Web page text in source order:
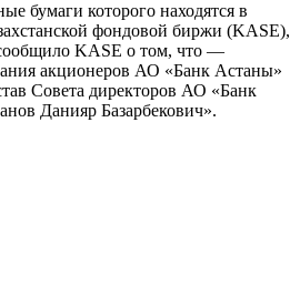
бумаги которого находятся в
фондовой биржи (KASE),
KASE о том, что —
акционеров АО «Банк Астаны»
Совета директоров АО «Банк
Данияр Базарбекович».